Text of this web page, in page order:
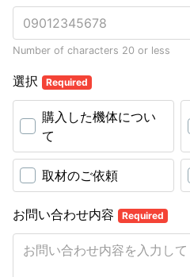
Number of characters 20 or less
選択 Required
購入した機体につい
て
取材のご依頼
お問い合わせ内容 Required